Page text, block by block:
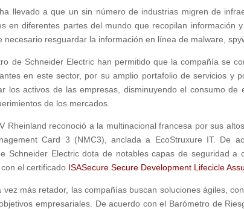
llevado a que un sin número de industrias migren de
en diferentes partes del mundo que recopilan información
necesario resguardar la información en línea de malware,
de Schneider Electric han permitido que la compañía se
en este sector, por su amplio portafolio de servicios y
los activos de las empresas, disminuyendo el consumo de
de los mercados.
Rheinland reconoció a la multinacional francesa por sus
Card 3 (NMC3), anclada a EcoStruxure IT. De
Schneider Electric dota de notables capas de seguridad a
el certificado ISASecure Secure Development Lifecicle
vez más retador, las compañías buscan soluciones ágiles,
empresariales. De acuerdo con el Barómetro de